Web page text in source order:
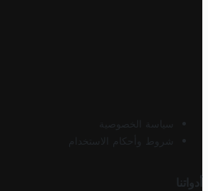
سياسة الخصوصية
شروط وأحكام الاستخدام
أدواتنا